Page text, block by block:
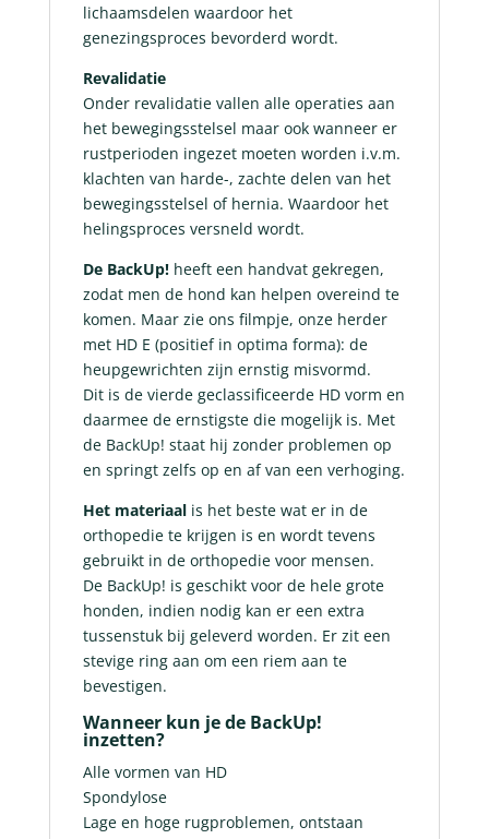
lichaamsdelen waardoor het
genezingsproces bevorderd wordt.
Revalidatie
Onder revalidatie vallen alle operaties aan
het bewegingsstelsel maar ook wanneer er
rustperioden ingezet moeten worden i.v.m.
klachten van harde-, zachte delen van het
bewegingsstelsel of hernia. Waardoor het
helingsproces versneld wordt.
De BackUp!heeft een handvat gekregen,
zodat men de hond kan helpen overeind te
komen. Maar zie ons filmpje, onze herder
met HD E (positief in optima forma): de
heupgewrichten zijn ernstig misvormd.
Dit is de vierde geclassificeerde HD vorm en
daarmee de ernstigste die mogelijk is. Met
de BackUp! staat hij zonder problemen op
en springt zelfs op en af van een verhoging.
Het materiaalis het beste wat er in de
orthopedie te krijgen is en wordt tevens
gebruikt in de orthopedie voor mensen.
De BackUp! is geschikt voor de hele grote
honden, indien nodig kan er een extra
tussenstuk bij geleverd worden. Er zit een
stevige ring aan om een riem aan te
bevestigen.
Wanneer kun je de BackUp!
inzetten?
Alle vormen van HD
Spondylose
Lage en hoge rugproblemen, ontstaan